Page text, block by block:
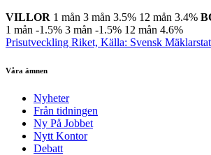
VILLOR 1 mån 3 mån 3.5% 12 mån 3.4%
1 mån -1.5% 3 mån -1.5% 12 mån 4.6%
Prisutveckling Riket, Källa: Svensk
Våra ämnen
Nyheter
Från tidningen
Ny På Jobbet
Nytt Kontor
Debatt